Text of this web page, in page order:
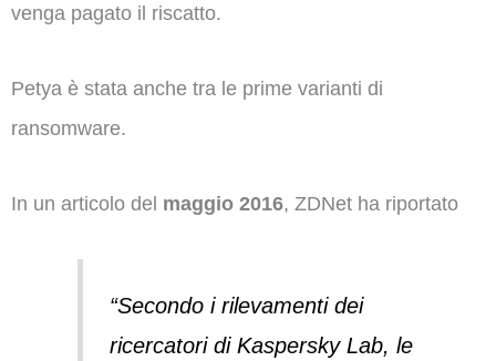
venga pagato il riscatto.
Petya è stata anche tra le prime varianti di
ransomware.
In un articolo del maggio 2016, ZDNet ha riportato
“Secondo i rilevamenti dei
ricercatori di Kaspersky Lab, le